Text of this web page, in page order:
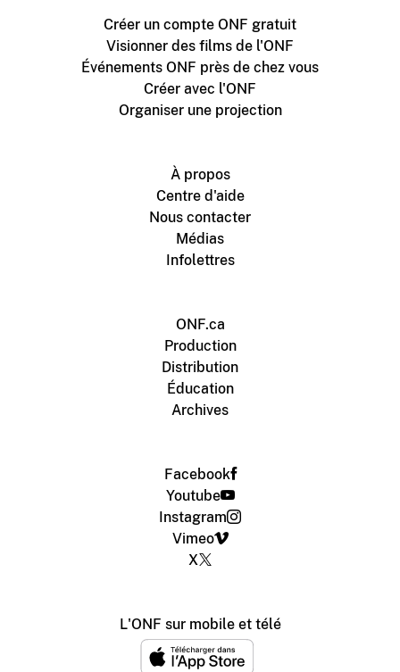
Créer un compte ONF gratuit
Visionner des films de l'ONF
Événements ONF près de chez vous
Créer avec l'ONF
Organiser une projection
À propos
Centre d'aide
Nous contacter
Médias
Infolettres
ONF.ca
Production
Distribution
Éducation
Archives
Facebook
Youtube
Instagram
Vimeo
X
L'ONF sur mobile et télé